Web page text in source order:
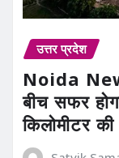
उत्तर प्रदेश
Noida
बीच सफर
किलोमीटर